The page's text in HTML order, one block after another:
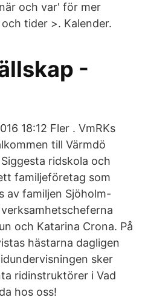
och var' för mer
tider >. Kalender.
-
18:12 Fler . VmRKs
till Värmdö
ridskola och
familjeföretag som
av familjen Sjöholm-
och Katarina Crona. På
hästarna dagligen
sker
ridinstruktörer i Vad
hos oss!